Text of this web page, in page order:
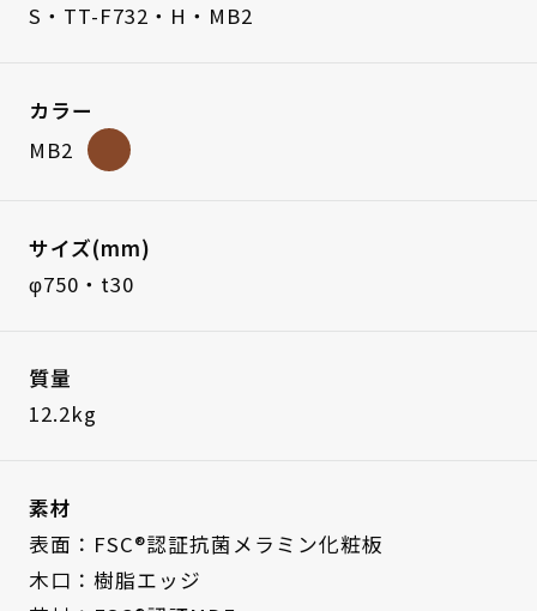
S・TT-F732・H・MB2
カラー
MB2
サイズ(mm)
φ750・t30
質量
12.2kg
素材
表面：FSC®認証抗菌メラミン化粧板
木口：樹脂エッジ